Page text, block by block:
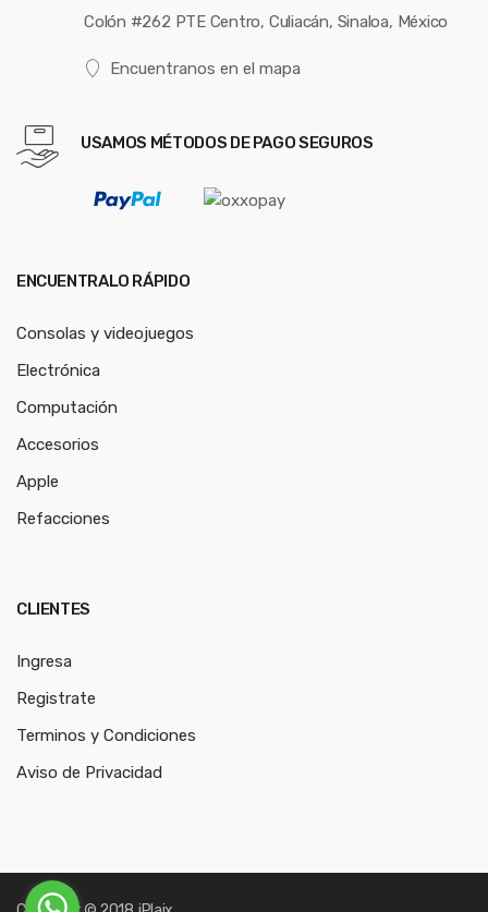
Colón #262 PTE Centro, Culiacán, Sinaloa, México
Encuentranos en el mapa
USAMOS MÉTODOS DE PAGO SEGUROS
ENCUENTRALO RÁPIDO
Consolas y videojuegos
Electrónica
Computación
Accesorios
Apple
Refacciones
CLIENTES
Ingresa
Registrate
Terminos y Condiciones
Aviso de Privacidad